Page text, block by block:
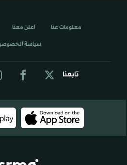
تابعنا
معلومات عنا اعلن معنا
سياسة